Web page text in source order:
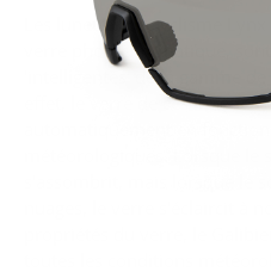
Les lunettes de cyclisme
verre photochromatique,
'intelligentes' de la gamme
effet, le verre de ces lunettes